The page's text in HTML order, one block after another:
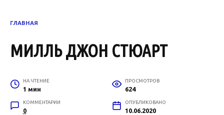
ГЛАВНАЯ
МИЛЛЬ ДЖОН СТЮАРТ
НА ЧТЕНИЕ
1 мин
ПРОСМОТРОВ
624
КОММЕНТАРИИ
0
ОПУБЛИКОВАНО
10.06.2020